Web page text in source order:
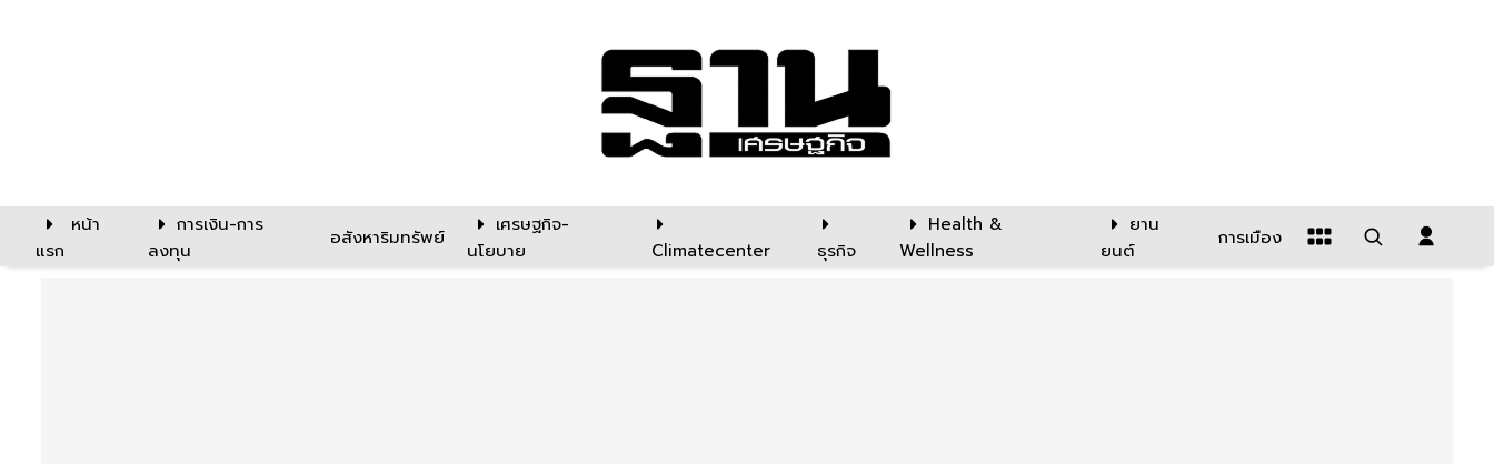
หน้า
แรก
การเงิน-การ
ลงทุน
อสังหาริมทรัพย์
เศรษฐกิจ-
นโยบาย
Climatecenter ธุรกิจ
Health &
Wellness
ยาน
ยนต์
การเมือง